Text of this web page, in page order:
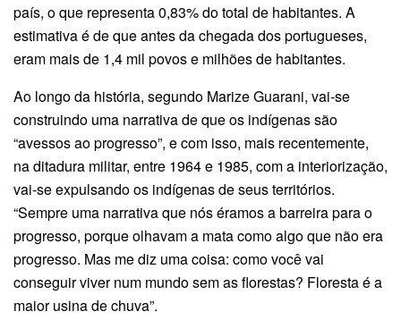
país, o que representa 0,83% do total de habitantes. A
estimativa é de que antes da chegada dos portugueses,
eram mais de 1,4 mil povos e milhões de habitantes.
Ao longo da história, segundo Marize Guarani, vai-se
construindo uma narrativa de que os indígenas são
“avessos ao progresso”, e com isso, mais recentemente,
na ditadura militar, entre 1964 e 1985, com a interiorização,
vai-se expulsando os indígenas de seus territórios.
“Sempre uma narrativa que nós éramos a barreira para o
progresso, porque olhavam a mata como algo que não era
progresso. Mas me diz uma coisa: como você vai
conseguir viver num mundo sem as florestas? Floresta é a
maior usina de chuva”.